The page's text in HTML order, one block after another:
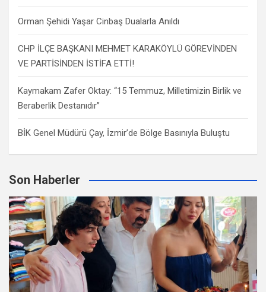
Orman Şehidi Yaşar Cinbaş Dualarla Anıldı
CHP İLÇE BAŞKANI MEHMET KARAKÖYLÜ GÖREVİNDEN
VE PARTİSİNDEN İSTİFA ETTİ!
Kaymakam Zafer Oktay: “15 Temmuz, Milletimizin Birlik ve
Beraberlik Destanıdır”
BİK Genel Müdürü Çay, İzmir’de Bölge Basınıyla Buluştu
Son Haberler